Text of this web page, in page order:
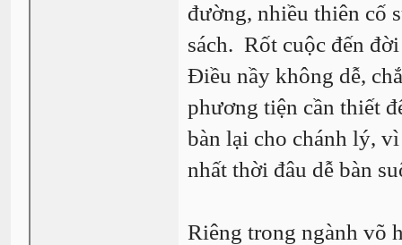
đường, nhiều thiên cố
sách. Rốt cuộc đến
Điều nầy không dễ,
phương tiện cần thiết
bàn lại cho chánh lý,
nhất thời đâu dễ bàn
Riêng trong ngành võ